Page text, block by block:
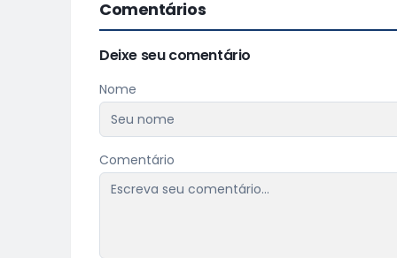
Comentários
Deixe seu comentário
Nome
Comentário